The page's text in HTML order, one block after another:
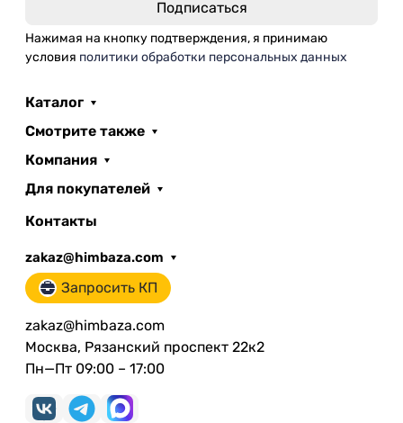
Нажимая на кнопку подтверждения, я принимаю
условия политики обработки персональных данных
Каталог
Смотрите также
Компания
Для покупателей
Контакты
zakaz@himbaza.com
Запросить КП
zakaz@himbaza.com
Москва, Рязанский проспект 22к2
Пн—Пт 09:00 – 17:00